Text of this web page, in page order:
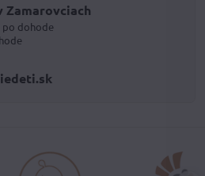
Zamarovciach
po dohode